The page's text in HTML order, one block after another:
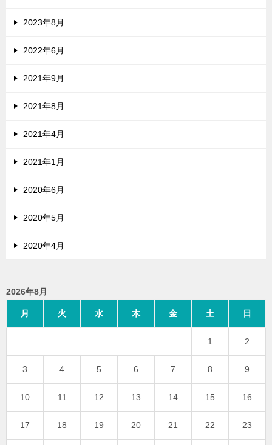
2023年8月
2022年6月
2021年9月
2021年8月
2021年4月
2021年1月
2020年6月
2020年5月
2020年4月
2026年8月
月 火 水 木 金 土 日
1 2
3 4 5 6 7 8 9
10 11 12 13 14 15 16
17 18 19 20 21 22 23